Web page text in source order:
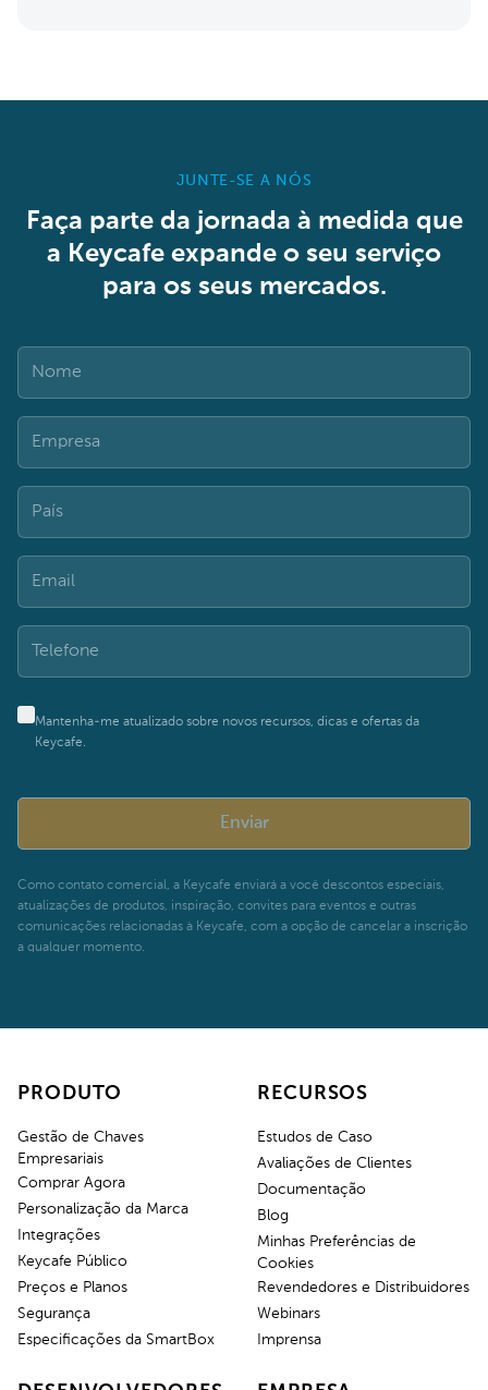
JUNTE-SE A NÓS
Faça parte da jornada à medida que
a Keycafe expande o seu serviço
para os seus mercados.
Mantenha-me atualizado sobre novos recursos, dicas e ofertas da
Keycafe.
Enviar
Como contato comercial, a Keycafe enviará a você descontos especiais,
atualizações de produtos, inspiração, convites para eventos e outras
comunicações relacionadas à Keycafe, com a opção de cancelar a inscrição
a qualquer momento.
PRODUTO
Gestão de Chaves
Empresariais
Comprar Agora
Personalização da Marca
Integrações
Keycafe Público
Preços e Planos
Segurança
Especificações da SmartBox
RECURSOS
Estudos de Caso
Avaliações de Clientes
Documentação
Blog
Minhas Preferências de
Cookies
Revendedores e Distribuidores
Webinars
Imprensa